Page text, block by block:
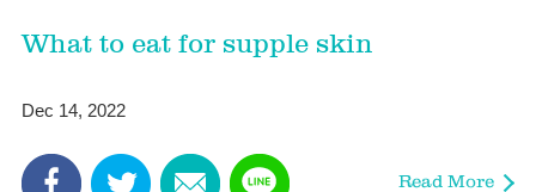
What to eat for supple skin
Dec 14, 2022